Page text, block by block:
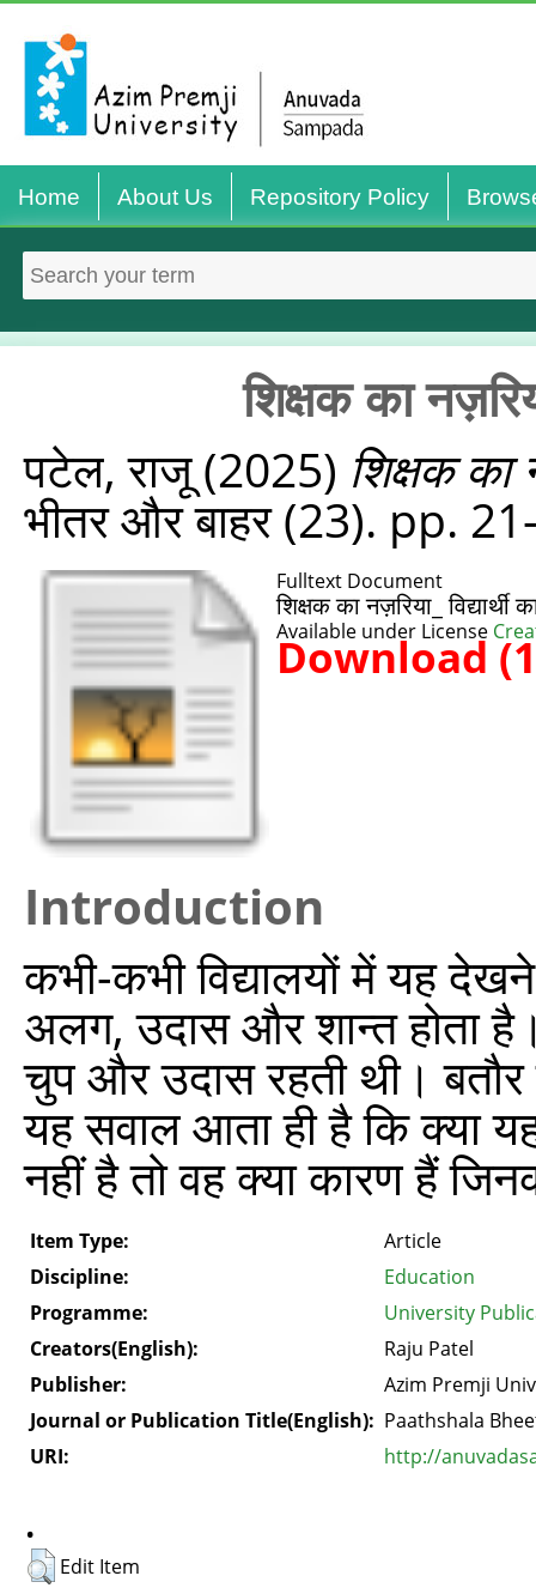
Home About Us Repository Policy
शिक्षक का
पटेल, राजू(2025) शिक्षक का
भीतर और बाहर (23). pp.
Fulltext Document
शिक्षक का नज़रिया_
Available under License
Download
Introduction
कभी-कभी विद्यालयों में यह
अलग, उदास और शान्त होता
चुप और उदास रहती थी।
यह सवाल आता ही है कि क्या
नहीं है तो वह क्या कारण हैं
Item Type:
Article
Discipline:
Education
Programme:
University
Creators(English):
Raju Patel
Publisher:
Azim Premji
Journal or Publication Title(English): Paathshala
URI:
http://
.
Edit Item